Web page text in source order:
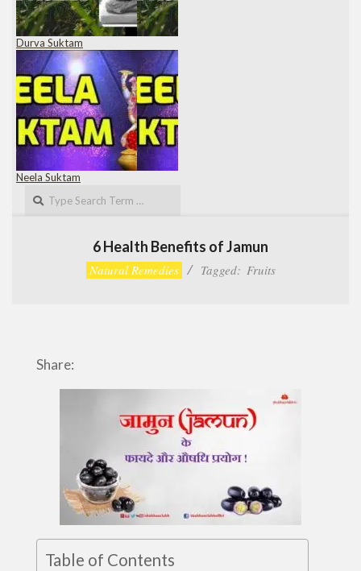
Durva Suktam
Neela Suktam
6 Health Benefits of Jamun
Natural Remedies Tagged: Fruits
Share:
Table of Contents